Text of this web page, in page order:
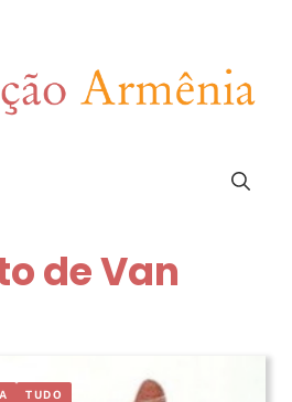
de Van
TUDO